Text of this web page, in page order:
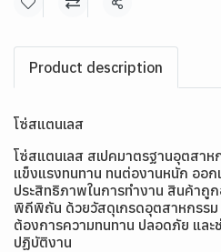
แชร์
Product description
โซ่สแตนเลส
โซ่สแตนเลส สเปคมาตรฐานอุตส
แข็งแรงทนทาน ทนต่องานหนัก ออ
ประสิทธิภาพในการทำงาน สินค้าถู
พิถีพิถัน ด้วยวัสดุเกรดอุตสาหกรร
ต้องการความทนทาน ปลอดภัย และ
ปฏิบัติงาน